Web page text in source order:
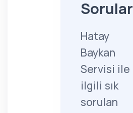
Sorular
Hatay
Baykan
Servisi ile
ilgili sık
sorulan